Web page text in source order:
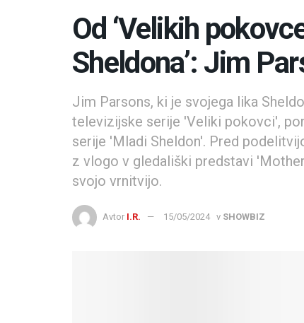
Od ‘Velikih
Sheldona’: Jim
Jim Parsons, ki je svojega lika
televizijske serije 'Veliki pokovci',
serije 'Mladi Sheldon'. Pred
z vlogo v gledališki predstavi
svojo vrnitvijo.
Avtor I.R. 15/05/2024 v SHOWBIZ